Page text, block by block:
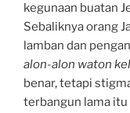
kegunaan buatan
Sebaliknya orang
lamban dan
alon-alon waton
benar, tetapi
terbangun lama